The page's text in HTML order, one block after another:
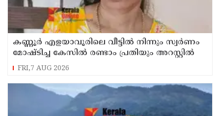
കണ്ണൂർ എളയാവൂരിലെ വീട്ടിൽ നിന്നും സ്വർണം
മോഷ്ടിച്ച കേസിൽ രണ്ടാം പ്രതിയും അറസ്റ്റിൽ
FRI,7 AUG 2026